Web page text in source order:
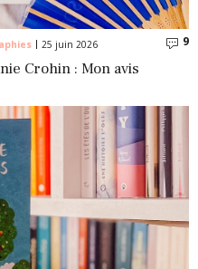
25 juin 2026 9
Crohin : Mon avis